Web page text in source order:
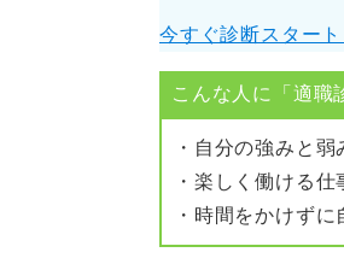
今すぐ診断スタート
こんな人に「適職
・自分の強みと
・楽しく働ける
・時間をかけず